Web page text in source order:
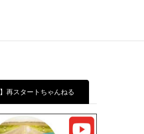
】再スタートちゃんねる